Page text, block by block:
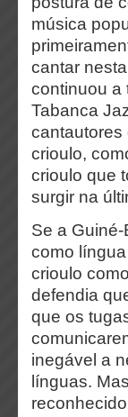
música
cantar
continuou a
Tabanca
cantautores
crioulo,
crioulo que
surgir na
Se a
como
crioulo
defendia
que os
inegável a
línguas.